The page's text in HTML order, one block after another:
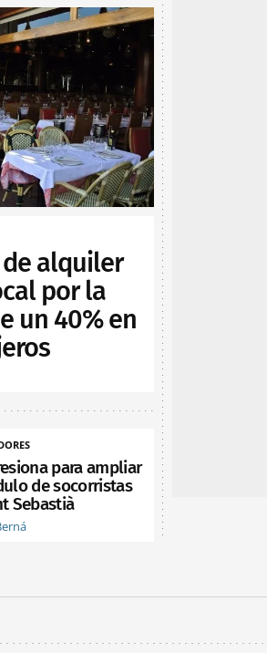
alquiler
por la
un 40% en
para ampliar
de socorristas
Sebastià